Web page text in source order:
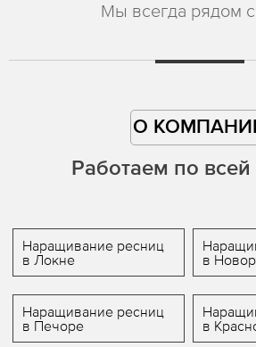
Мы всегда рядом
О
Работаем по всей
Наращивание ресниц
в Локне
в
Наращивание ресниц
в Печоре
в